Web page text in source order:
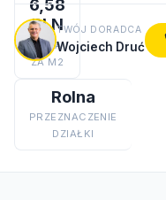
6,58
PLN
CENA
ZA M2
Rolna
PRZEZNACZENIE
DZIAŁKI
TWÓJ DORADCA
Wojciech Druć